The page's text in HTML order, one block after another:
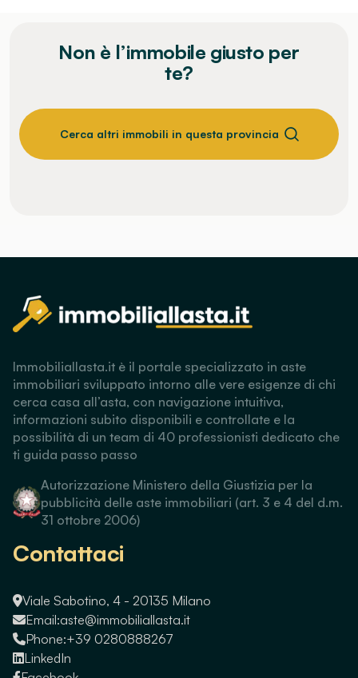
Non è l’immobile giusto per
te?
Cerca altri immobili in questa provincia
Immobiliallasta.it è il portale specializzato in aste
immobiliari sviluppato intorno alle vere esigenze di chi
cerca casa all’asta, con navigazione intuitiva,
informazioni subito disponibili e controllate e la
possibilità di un team di 40 professionisti dedicato che
ti guida passo passo
Autorizzazione Ministero della Giustizia per la
pubblicità delle aste immobiliari (art. 3 e 4 del d.m.
31 ottobre 2006)
Contattaci
Viale Sabotino, 4 - 20135 Milano
Email:aste@immobiliallasta.it
Phone:+39 0280888267
LinkedIn